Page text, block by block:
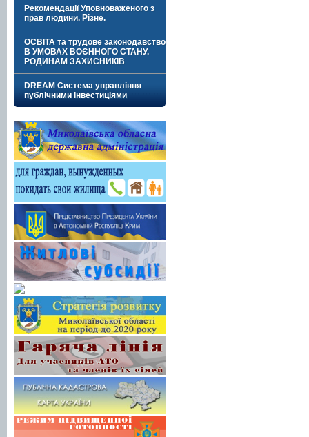
Рекомендації Уповноваженого з
прав людини. Різне.
ОСВІТА та трудове законодавство
В УМОВАХ ВОЄННОГО СТАНУ.
РОДИНАМ ЗАХИСНИКІВ
DREAM Система управління
публічними інвестиціями